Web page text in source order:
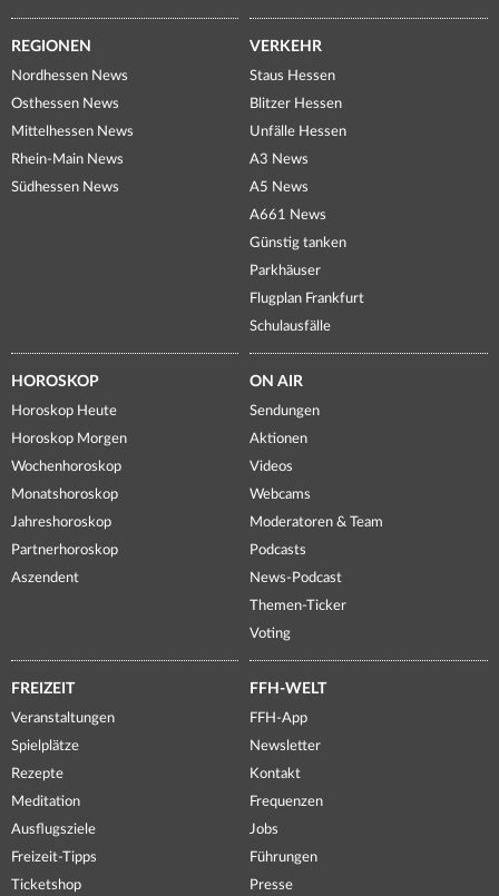
REGIONEN
Nordhessen News
Osthessen News
Mittelhessen News
Rhein-Main News
Südhessen News
VERKEHR
Staus Hessen
Blitzer Hessen
Unfälle Hessen
A3 News
A5 News
A661 News
Günstig tanken
Parkhäuser
Flugplan Frankfurt
Schulausfälle
HOROSKOP
Horoskop Heute
Horoskop Morgen
Wochenhoroskop
Monatshoroskop
Jahreshoroskop
Partnerhoroskop
Aszendent
ON AIR
Sendungen
Aktionen
Videos
Webcams
Moderatoren & Team
Podcasts
News-Podcast
Themen-Ticker
Voting
FREIZEIT
Veranstaltungen
Spielplätze
Rezepte
Meditation
Ausflugsziele
Freizeit-Tipps
Ticketshop
FFH-WELT
FFH-App
Newsletter
Kontakt
Frequenzen
Jobs
Führungen
Presse